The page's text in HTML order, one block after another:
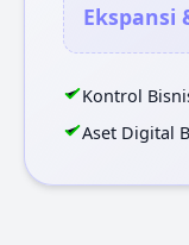
Ekspansi
Kontrol
Aset Digital